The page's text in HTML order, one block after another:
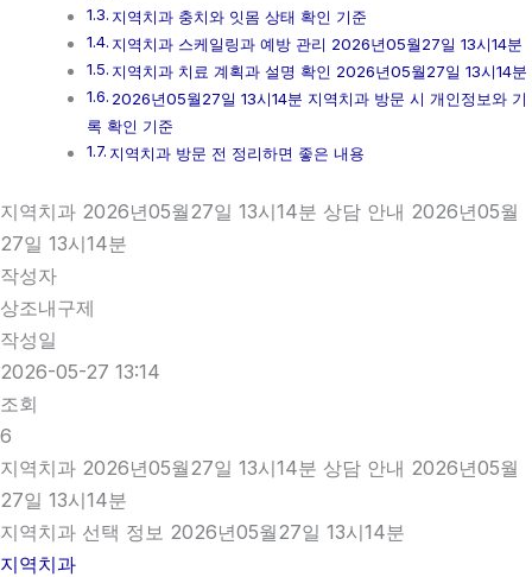
지역치과 충치와 잇몸 상태 확인 기준
지역치과 스케일링과 예방 관리 2026년05월27일 13시14분
지역치과 치료 계획과 설명 확인 2026년05월27일 13시14분
2026년05월27일 13시14분 지역치과 방문 시 개인정보와 기
록 확인 기준
지역치과 방문 전 정리하면 좋은 내용
지역치과 2026년05월27일 13시14분 상담 안내 2026년05월
27일 13시14분
작성자
상조내구제
작성일
2026-05-27 13:14
조회
6
지역치과 2026년05월27일 13시14분 상담 안내 2026년05월
27일 13시14분
지역치과 선택 정보 2026년05월27일 13시14분
지역치과